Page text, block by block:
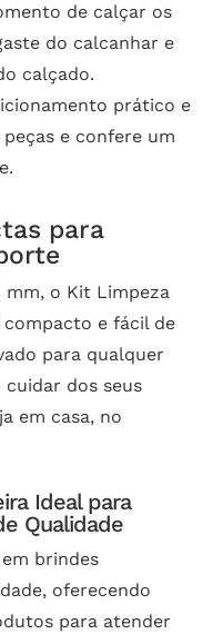
de calçar os
do calcanhar e
calçado.
prático e
e confere um
para
mm, o Kit Limpeza
compacto e fácil de
para qualquer
cuidar dos seus
em casa, no
Ideal para
Qualidade
brindes
oferecendo
para atender